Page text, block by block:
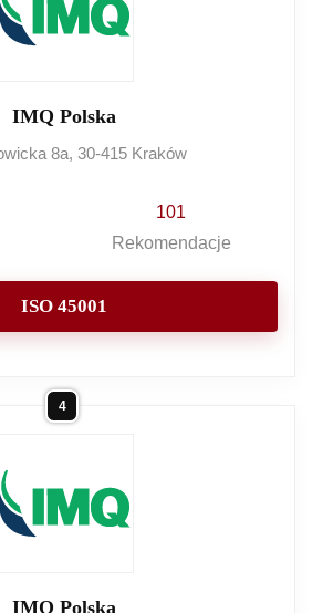
IMQ Polska
8a, 30-415 Kraków
101
Rekomendacje
ISO 45001
4
IMQ Polska